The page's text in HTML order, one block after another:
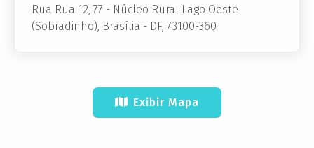
Rua Rua 12, 77 - Núcleo Rural Lago Oeste
(Sobradinho), Brasília - DF, 73100-360
Exibir Mapa